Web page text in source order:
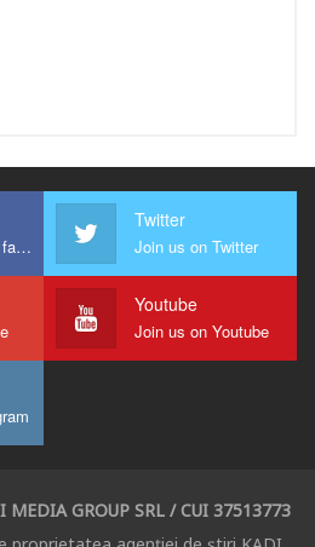
Urmareste-ne pe facebook !
Twitter
Join us on Twitter
Youtube
Join us on Youtube
GROUP SRL / CUI 37513773